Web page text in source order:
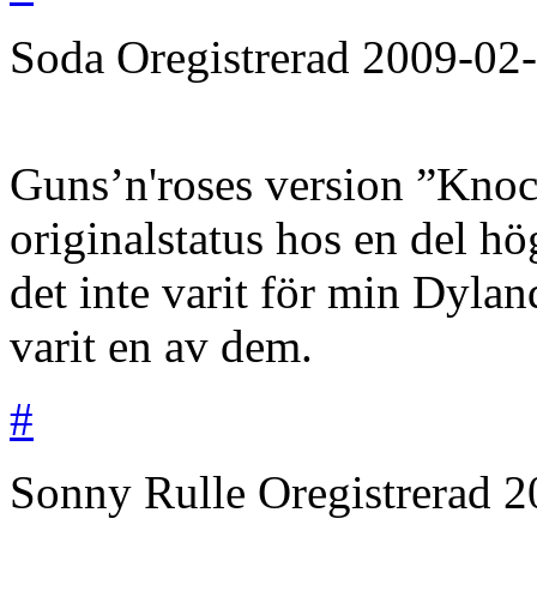
Soda Oregistrerad 2009-
Guns’n'roses version
originalstatus hos en del
det inte varit för min
varit en av dem.
#
Sonny Rulle Oregistrerad